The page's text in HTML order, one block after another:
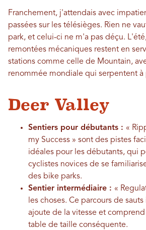
Franchement, j'attendais avec
passées sur les télésièges. Rien ne
park, et celui-ci ne m'a pas déçu.
remontées mécaniques restent en
stations comme celle de Mountain,
renommée mondiale qui serpentent à
Deer Valley
Sentiers pour débutants : «
my Success » sont des pistes
idéales pour les débutants, qui
cyclistes novices de se
des bike parks.
Sentier intermédiaire : «
les choses. Ce parcours de
ajoute de la vitesse et
table de taille conséquente.